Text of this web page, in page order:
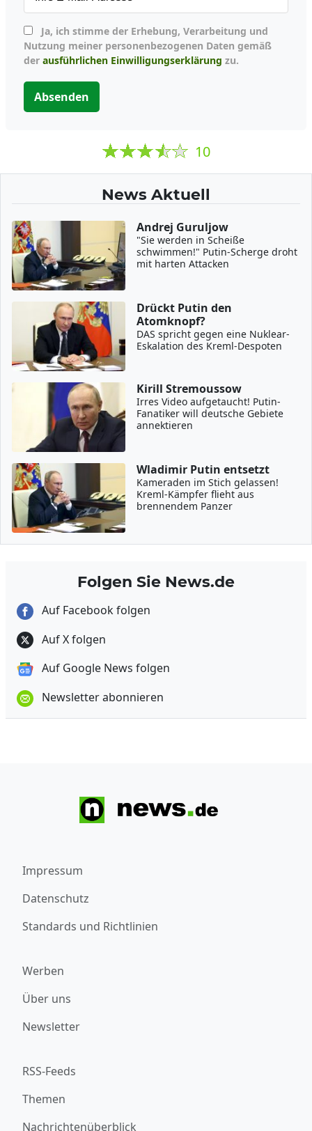
Nutzung meiner personenbezogenen Daten gemäß
der ausführlichen Einwilligungserklärung zu.
Absenden
10
News Aktuell
Andrej Guruljow
"Sie werden in Scheiße
schwimmen!" Putin-Scherge droht
mit harten Attacken
Drückt Putin den
Atomknopf?
DAS spricht gegen eine Nuklear-
Eskalation des Kreml-Despoten
Kirill Stremoussow
Irres Video aufgetaucht! Putin-
Fanatiker will deutsche Gebiete
annektieren
Wladimir Putin entsetzt
Kameraden im Stich gelassen!
Kreml-Kämpfer flieht aus
brennendem Panzer
Folgen Sie News.de
Auf Facebook folgen
Auf X folgen
Auf Google News folgen
Newsletter abonnieren
Impressum
Datenschutz
Standards und Richtlinien
Werben
Über uns
Newsletter
RSS-Feeds
Themen
Nachrichtenüberblick